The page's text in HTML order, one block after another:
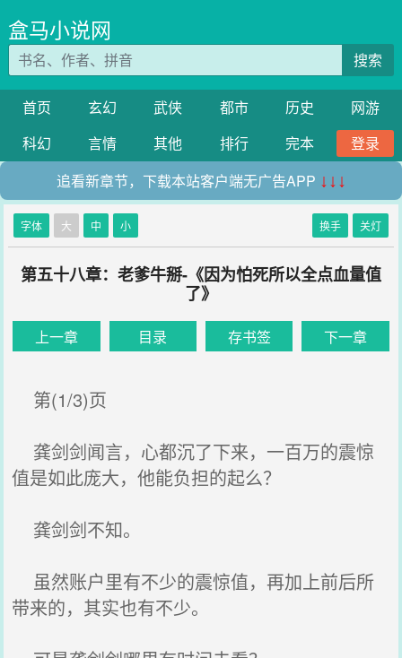
盒马小说网
搜索
首页 玄幻 武侠 都市 历史
网游
科幻
言情 其他 排行 完本
登录
追看新章节，下载本站客户端无广告APP ↓↓↓
字体 大 中 小 换手 关灯
第五十八章：老爹牛掰-《因为怕死所以全点血量值
了》
上一章 目录 存书签 下一章
第(1/3)页
龚剑剑闻言，心都沉了下来，一百万的震惊
值是如此庞大，他能负担的起么？
龚剑剑不知。
虽然账户里有不少的震惊值，再加上前后所
带来的，其实也有不少。